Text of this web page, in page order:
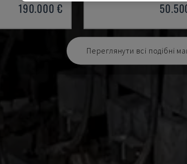
190.000 €
Переглянути всі подібні